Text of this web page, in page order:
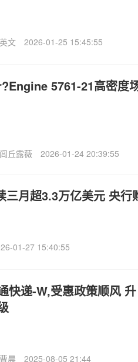
文 2026-01-25 15:45:55
5761-21高密度
闾丘露薇 2026-01-24 20:39:55
三月超3.3万亿美元 央行
01-27 15:40:55
快递-W,受惠政策顺风
曹晨 2025-08-05 21:44